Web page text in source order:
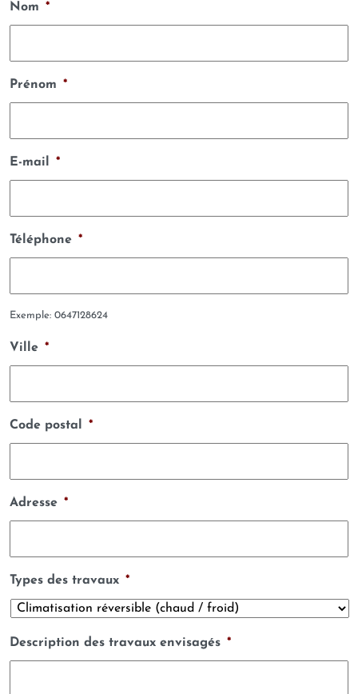
Nom *
Prénom *
E-mail *
Téléphone *
Exemple: 0647128624
Ville *
Code postal *
Adresse *
Types des travaux *
Description des travaux envisagés *